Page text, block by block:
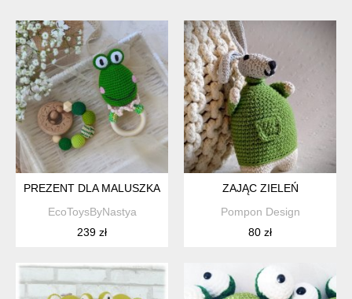
PREZENT DLA MALUSZKA, ZESTAW GRYZAKÓW DLA
EcoToysByNastya
239 zł
ZAJĄC ZIELEŃ
Pompon Design
80 zł